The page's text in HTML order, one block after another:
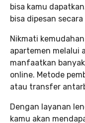
bisa kamu
bisa dipesan
Nikmati
apartemen melalui
manfaatkan
online. Metode
atau transfer
Dengan layanan
kamu akan